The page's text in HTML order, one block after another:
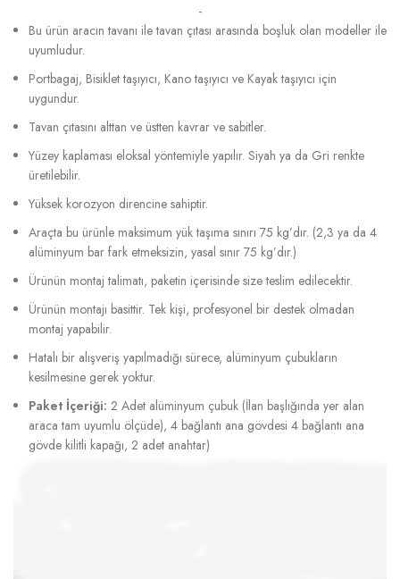
-
Bu ürün aracın tavanı ile tavan çıtası arasında boşluk olan modeller ile
uyumludur.
Portbagaj, Bisiklet taşıyıcı, Kano taşıyıcı ve Kayak taşıyıcı için
uygundur.
Tavan çıtasını alttan ve üstten kavrar ve sabitler.
Yüzey kaplaması eloksal yöntemiyle yapılır. Siyah ya da Gri renkte
üretilebilir.
Yüksek korozyon direncine sahiptir.
Araçta bu ürünle maksimum yük taşıma sınırı 75 kg’dır. (2,3 ya da 4
alüminyum bar fark etmeksizin, yasal sınır 75 kg’dır.)
Ürünün montaj talimatı, paketin içerisinde size teslim edilecektir.
Ürünün montajı basittir. Tek kişi, profesyonel bir destek olmadan
montaj yapabilir.
Hatalı bir alışveriş yapılmadığı sürece, alüminyum çubukların
kesilmesine gerek yoktur.
Paket İçeriği: 2 Adet alüminyum çubuk (İlan başlığında yer alan
araca tam uyumlu ölçüde), 4 bağlantı ana gövdesi 4 bağlantı ana
gövde kilitli kapağı, 2 adet anahtar)